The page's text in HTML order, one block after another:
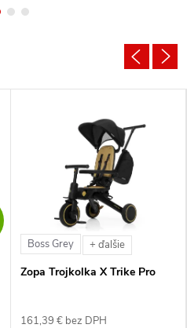
Boss Grey + ďalšie
Zopa Trojkolka X Trike Pro
161,39 € bez DPH